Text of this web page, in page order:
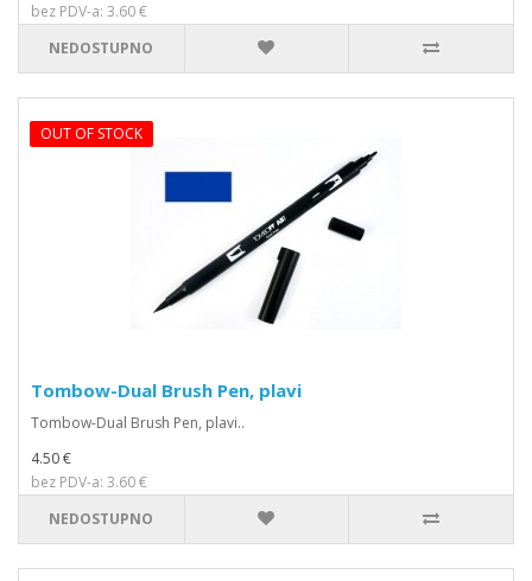
bez PDV-a: 3.60 €
NEDOSTUPNO
OUT OF STOCK
Tombow-Dual Brush Pen, plavi
Tombow-Dual Brush Pen, plavi..
4.50 €
bez PDV-a: 3.60 €
NEDOSTUPNO